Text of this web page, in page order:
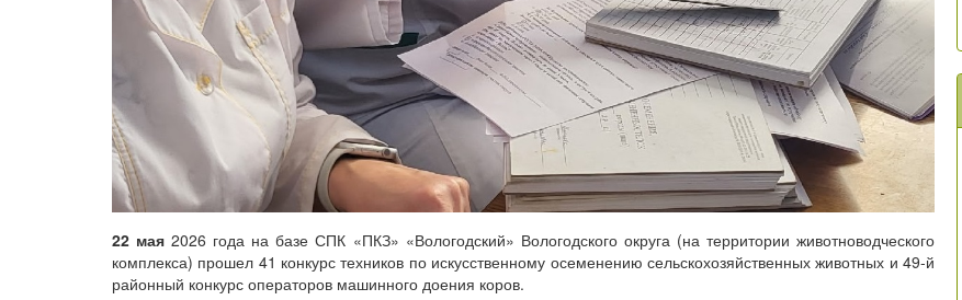
22 мая 2026 года на базе СПК «ПКЗ» «Вологодский» Вологодского округа (на территории животноводческого
комплекса) прошел 41 конкурс техников по искусственному осеменению сельскохозяйственных животных и 49-й
районный конкурс операторов машинного доения коров.